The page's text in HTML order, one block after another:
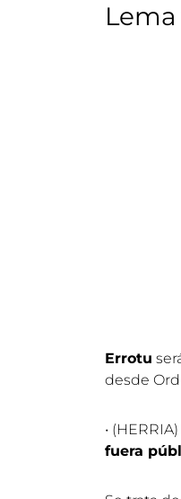
Errotu
desde
• (HERRIA)
fuera